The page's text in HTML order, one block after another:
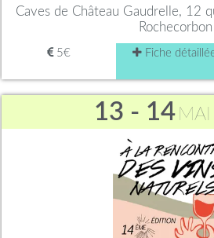
Caves de Château Gaudrelle, 12
Rochecorbon
5€ Fiche
13 - 14 MAI